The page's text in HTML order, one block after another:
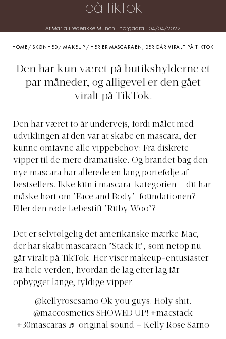
på TikTok
Af Maria Frederikke Munch Thorgaard - 04/04/2022
HOME /SKØNHED /MAKEUP / HER ER MASCARAEN, DER GÅR VIRALT PÅ TIKTOK
Den har kun været på butikshylderne et
par måneder, og alligevel er den gået
viralt på TikTok.
Den har været to år undervejs, fordi målet med
udviklingen af den var at skabe en mascara, der
kunne omfavne alle vippebehov: Fra diskrete
vipper til de mere dramatiske. Og brandet bag den
nye mascara har allerede en lang portefølje af
bestsellers. Ikke kun i mascara-kategorien – du har
måske hørt om ’Face and Body’-foundationen?
Eller den røde læbestift ’Ruby Woo’?
Det er selvfølgelig det amerikanske mærke Mac,
der har skabt mascaraen ’Stack It’, som netop nu
går viralt på TikTok. Her viser makeup-entusiaster
fra hele verden, hvordan de lag efter lag får
opbygget lange, fyldige vipper.
@kellyrosesarno Ok you guys. Holy shit.
@maccosmetics SHOWED UP! #macstack
#30mascaras ♬ original sound – Kelly Rose Sarno